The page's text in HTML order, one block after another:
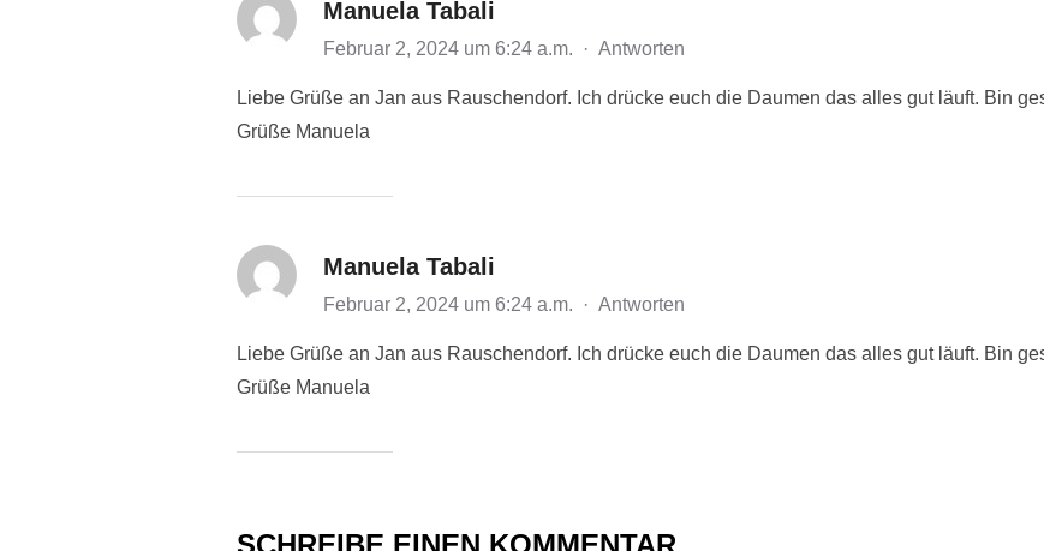
Manuela Tabali
Februar 2, 2024 um 6:24 a.m. · Antworten
Liebe Grüße an Jan aus Rauschendorf. Ich drücke euch die Daumen das alles gut läuft. Bin
Grüße Manuela
Manuela Tabali
Februar 2, 2024 um 6:24 a.m. · Antworten
Liebe Grüße an Jan aus Rauschendorf. Ich drücke euch die Daumen das alles gut läuft. Bin
Grüße Manuela
SCHREIBE EINEN KOMMENTAR